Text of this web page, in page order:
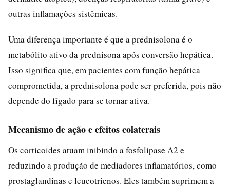
outras inflamações sistêmicas.
Uma diferença importante é que a prednisolona é o
metabólito ativo da prednisona após conversão hepática.
Isso significa que, em pacientes com função hepática
comprometida, a prednisolona pode ser preferida, pois não
depende do fígado para se tornar ativa.
Mecanismo de ação e efeitos colaterais
Os corticoides atuam inibindo a fosfolipase A2 e
reduzindo a produção de mediadores inflamatórios, como
prostaglandinas e leucotrienos. Eles também suprimem a